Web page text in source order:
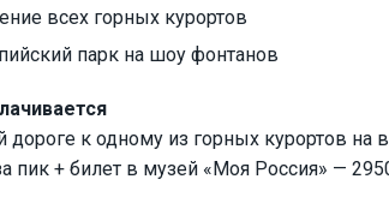
всех горных курортов
парк на шоу фонтанов
дороге к одному из горных курортов на
пик + билет в музей «Моя Россия» —